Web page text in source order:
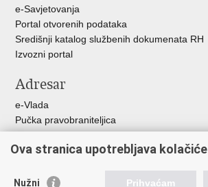
e-Savjetovanja
Portal otvorenih podataka
Središnji katalog službenih dokumenata RH
Izvozni portal
Adresar
e-Vlada
Pučka pravobraniteljica
Pravobraniteljica za ravnopravnost spolova
Pravobraniteljica za djecu
Povjerenik za informiranje
Ova stranica upotrebljava kolačiće
Nužni Prihvaćam